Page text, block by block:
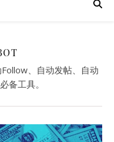
、自动发帖、自动
备工具。